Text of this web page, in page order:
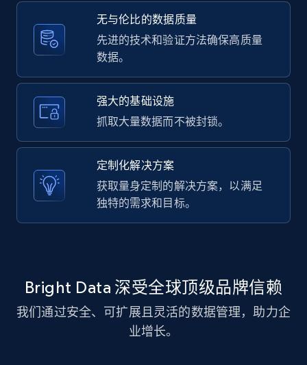
text, Date posted, and more.
11.3K+ 1.5K+
LinkedIn posts - Discover new posts
text, Date posted, and more.
1.5K+
ID, User posted, Name, Description, Date
posted, Photos, URL, Quoted post, and more.
无与伦比的数据质量
先进的技术和验证方法确保高质量
数据。
强大的基础设施
抓取大量数据而不被封锁。
定制化解决方案
获取量身定制的解决方案，以满足
独特的需求和目标。
Bright Data 深受全球顶级品牌信赖
我们通过安全、可扩展且灵活的数据管理，助力企
业增长。